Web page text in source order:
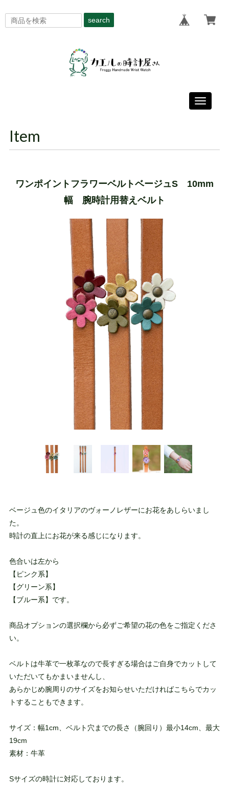
search
Toggle
Item
ワンポイントフラワーベルトベージュS 10mm
幅 腕時計用替えベルト
ベージュ色のイタリアのヴォーノレザーにお花をあしらいまし
た。
時計の直上にお花が来る感じになります。
色合いは左から
【ピンク系】
【グリーン系】
【ブルー系】です。
商品オプションの選択欄から必ずご希望の花の色をご指定くださ
い。
ベルトは牛革で一枚革なので長すぎる場合はご自身でカットして
いただいてもかまいませんし、
あらかじめ腕周りのサイズをお知らせいただければこちらでカッ
トすることもできます。
サイズ：幅1cm、ベルト穴までの長さ（腕回り）最小14cm、最大
19cm
素材：牛革
Sサイズの時計に対応しております。